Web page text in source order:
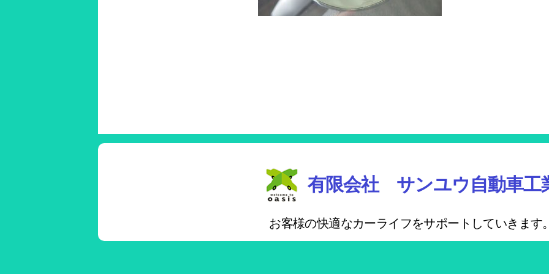
有限会社 サンユウ自動車工
お客様の快適なカーライフをサポートしていきます